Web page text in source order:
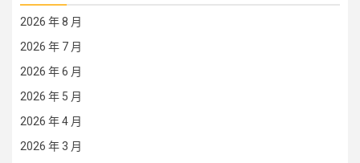
2026 年 8 月
2026 年 7 月
2026 年 6 月
2026 年 5 月
2026 年 4 月
2026 年 3 月